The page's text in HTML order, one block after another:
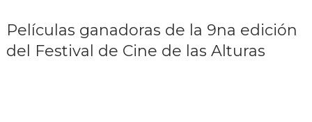
Películas ganadoras de la 9na edición
del Festival de Cine de las Alturas